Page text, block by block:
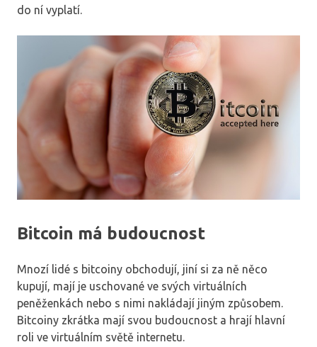
do ní vyplatí.
Bitcoin má budoucnost
Mnozí lidé s bitcoiny obchodují, jiní si za ně něco
kupují, mají je uschované ve svých virtuálních
peněženkách nebo s nimi nakládají jiným způsobem.
Bitcoiny zkrátka mají svou budoucnost a hrají hlavní
roli ve virtuálním světě internetu.